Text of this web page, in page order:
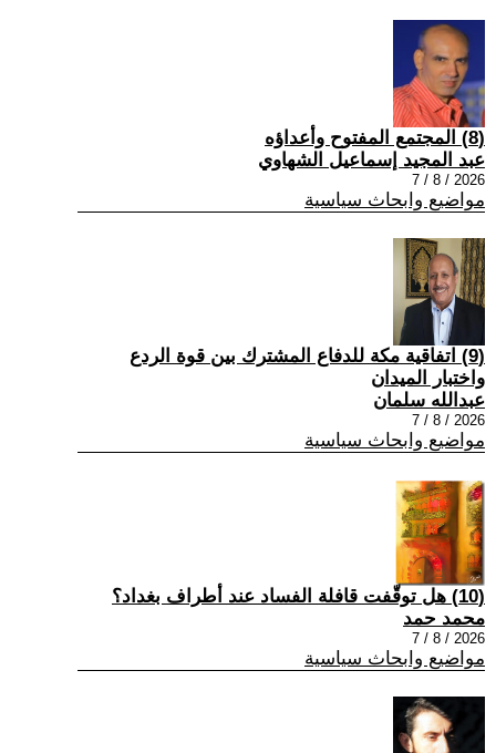
(8) المجتمع المفتوح وأعداؤه
عبد المجيد إسماعيل الشهاوي
2026 / 8 / 7
مواضيع وابحاث سياسية
(9) اتفاقية مكة للدفاع المشترك بين قوة الردع
واختبار الميدان
عبدالله سلمان
2026 / 8 / 7
مواضيع وابحاث سياسية
(10) هل توقّفت قافلة الفساد عند أطراف بغداد؟
محمد حمد
2026 / 8 / 7
مواضيع وابحاث سياسية